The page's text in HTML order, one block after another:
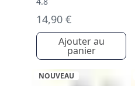
14,90 €
Ajouter au
panier
NOUVEAU